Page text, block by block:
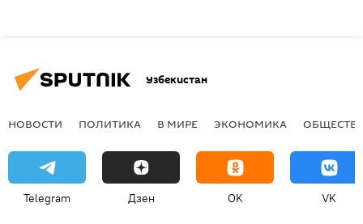
Узбекистан
НОВОСТИ ПОЛИТИКА В МИРЕ ЭКОНОМИКА
Telegram Дзен OK VK